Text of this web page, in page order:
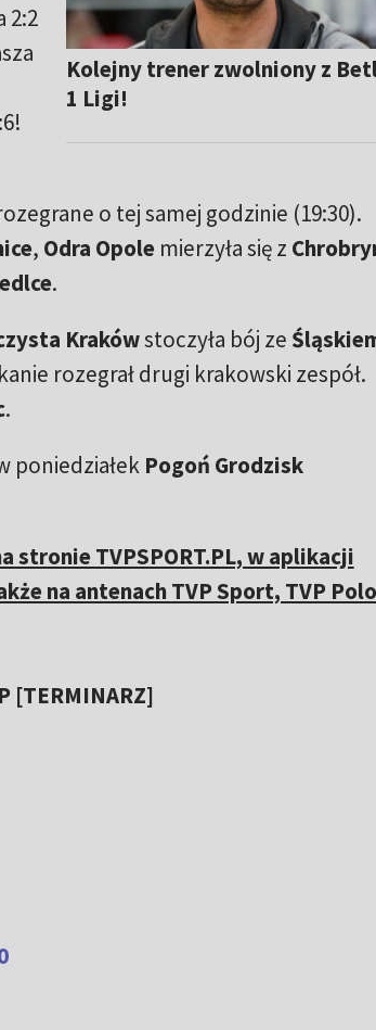
Kolejny trener zwolniony z
1 Ligi!
2:2
o tej samej godzinie (19:30).
, Odra Opolemierzyła się z
.
Krakówstoczyła bój ze
rozegrał drugi krakowski zespół.
.
poniedziałek Pogoń Grodzisk
stronie TVPSPORT.PL, w aplikacji
na antenach TVP Sport, TVP
[TERMINARZ]